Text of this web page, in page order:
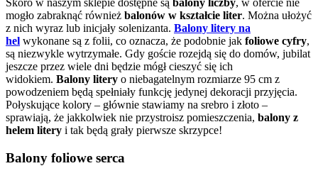
Skoro w naszym sklepie dostępne są balony liczby, w ofercie nie
mogło zabraknąć również balonów w kształcie liter. Można ułożyć
z nich wyraz lub inicjały solenizanta. Balony litery na
hel wykonane są z folii, co oznacza, że podobnie jak foliowe cyfry,
są niezwykle wytrzymałe. Gdy goście rozejdą się do domów, jubilat
jeszcze przez wiele dni będzie mógł cieszyć się ich
widokiem. Balony litery o niebagatelnym rozmiarze 95 cm z
powodzeniem będą spełniały funkcję jedynej dekoracji przyjęcia.
Połyskujące kolory – głównie stawiamy na srebro i złoto –
sprawiają, że jakkolwiek nie przystroisz pomieszczenia, balony z
helem litery i tak będą grały pierwsze skrzypce!
Balony foliowe serca